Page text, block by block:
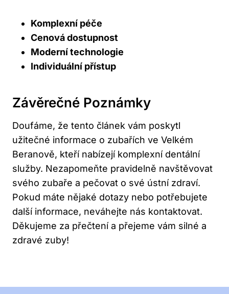
Komplexní péče
Cenová dostupnost
Moderní technologie
Individuální přístup
Závěrečné Poznámky
Doufáme, že tento článek vám poskytl
užitečné informace o zubařích ve Velkém
Beranově, kteří nabízejí komplexní dentální
služby. Nezapomeňte pravidelně navštěvovat
svého zubaře a pečovat o své ústní zdraví.
Pokud máte nějaké dotazy nebo potřebujete
další informace, neváhejte nás kontaktovat.
Děkujeme za přečtení a přejeme vám silné a
zdravé zuby!